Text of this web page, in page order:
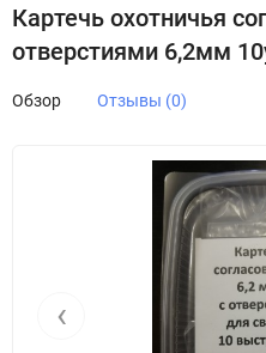
Картечь охотничья
отверстиями 6,2мм
Обзор Отзывы (0)
‹